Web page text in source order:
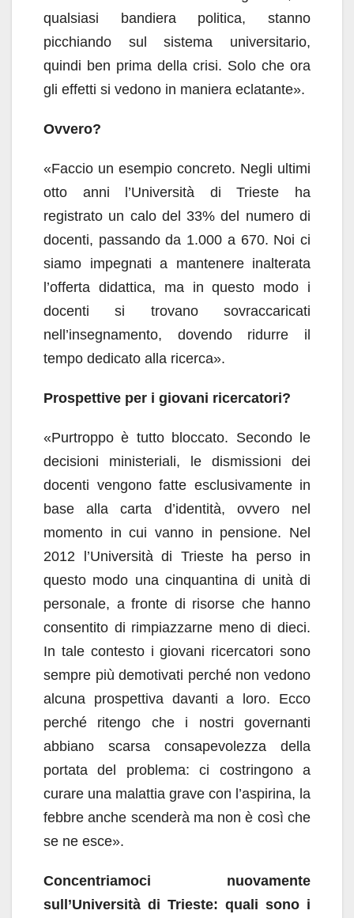
qualsiasi bandiera politica, stanno
picchiando sul sistema universitario,
quindi ben prima della crisi. Solo che ora
gli effetti si vedono in maniera eclatante».
Ovvero?
«Faccio un esempio concreto. Negli ultimi
otto anni l’Università di Trieste ha
registrato un calo del 33% del numero di
docenti, passando da 1.000 a 670. Noi ci
siamo impegnati a mantenere inalterata
l’offerta didattica, ma in questo modo i
docenti si trovano sovraccaricati
nell’insegnamento, dovendo ridurre il
tempo dedicato alla ricerca».
Prospettive per i giovani ricercatori?
«Purtroppo è tutto bloccato. Secondo le
decisioni ministeriali, le dismissioni dei
docenti vengono fatte esclusivamente in
base alla carta d’identità, ovvero nel
momento in cui vanno in pensione. Nel
2012 l’Università di Trieste ha perso in
questo modo una cinquantina di unità di
personale, a fronte di risorse che hanno
consentito di rimpiazzarne meno di dieci.
In tale contesto i giovani ricercatori sono
sempre più demotivati perché non vedono
alcuna prospettiva davanti a loro. Ecco
perché ritengo che i nostri governanti
abbiano scarsa consapevolezza della
portata del problema: ci costringono a
curare una malattia grave con l’aspirina, la
febbre anche scenderà ma non è così che
se ne esce».
Concentriamoci nuovamente
sull’Università di Trieste: quali sono i